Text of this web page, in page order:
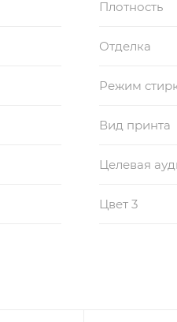
Плотность
Отделка
Режим
Вид принта
Целевая
Цвет 3